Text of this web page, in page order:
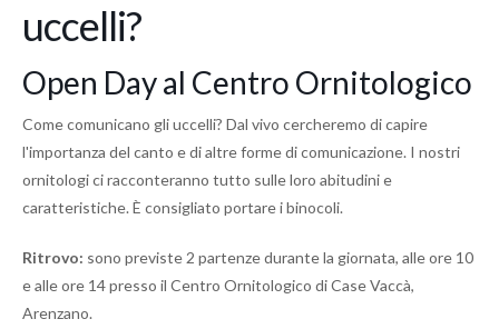
uccelli?
Open Day al Centro Ornitologico
Come comunicano gli uccelli? Dal vivo cercheremo di capire
l'importanza del canto e di altre forme di comunicazione. I nostri
ornitologi ci racconteranno tutto sulle loro abitudini e
caratteristiche. È consigliato portare i binocoli.
Ritrovo: sono previste 2 partenze durante la giornata, alle ore 10
e alle ore 14 presso il Centro Ornitologico di Case Vaccà,
Arenzano.